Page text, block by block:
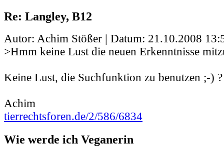
Re: Langley, B12
Autor: Achim Stößer | Datum: 21.10.2008
>Hmm keine Lust die neuen Erkenntnisse
Keine Lust, die Suchfunktion zu benutzen ;-) ?
Achim
tierrechtsforen.de/2/586/6834
Wie werde ich Veganerin